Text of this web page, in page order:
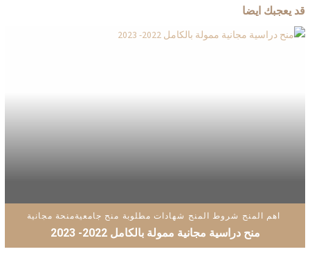
قد يعجبك ايضا
اهم المنح شروط المنح شهادات مطلوبة منح جامعيةمنحة مجانية
منح دراسية مجانية ممولة بالكامل 2022- 2023